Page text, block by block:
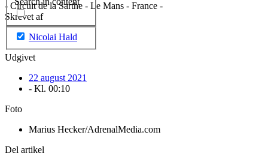
Skrevet af
Nicolai Hald
Udgivet
22 august 2021
- Kl. 00:10
Foto
Marius Hecker/AdrenalMedia.com
Del artikel